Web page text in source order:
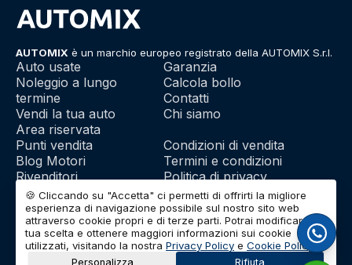
AUTOMIX è un marchio europeo registrato della AUTOMIX S.r.l.
Auto usate
Noleggio a lungo
termine
Vendi la tua auto
Area riservata
Garanzia
Calcola bollo
Contatti
Chi siamo
Punti vendita
Blog Motori
Rivenditori
Franchising
Condizioni di vendita
Termini e condizioni
Politica di privacy
Utilizzo dei cookie
© 2026 | AUTOMIX S.r.l. | Partita IVA: IT01732290703 | Capitale
Sociale: Euro 10.000 i.v.
🍪 Cliccando su "Accetta" ci permetti di offrirti la migliore
esperienza di navigazione possibile sul nostro sito web
attraverso cookie propri e di terze parti. Potrai modificare la
tua scelta e ottenere maggiori informazioni sui cookie
utilizzati, visitando la nostra Privacy Policy e Cookie Policy.
Personalizza Rifiuta